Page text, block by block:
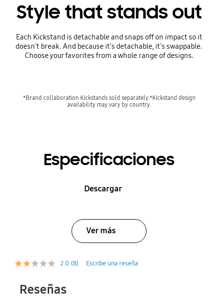
Style that stands out
Each Kickstand is detachable and snaps off on impact so it
doesn't break. And because it's detachable, it's swappable.
Choose your favorites from a whole range of designs.
*Brand collaboration Kickstands sold separately.*Kickstand design
availability may vary by country.
Especificaciones
Descargar
Ver más
2.0 (8) Escribe una reseña